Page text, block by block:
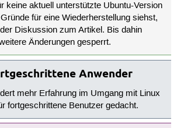
keine aktuell unterstützte Ubuntu-Version
für eine Wiederherstellung siehst,
Diskussion zum Artikel. Bis dahin
Änderungen gesperrt.
Anwender
mehr Erfahrung im Umgang mit Linux
fortgeschrittene Benutzer gedacht.